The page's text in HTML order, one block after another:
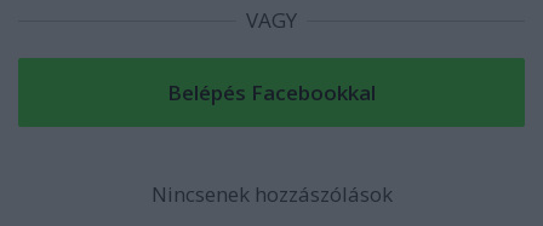
VAGY
Nincsenek hozzászólások